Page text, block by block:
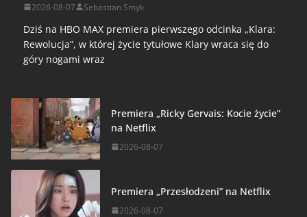
2026-08-07 Sebastian Smyk
Dziś na HBO MAX premiera pierwszego odcinka „Klara:
Rewolucja”, w której życie tytułowe Klary wraca się do
góry nogami wraz
Premiera „Ricky Gervais: Kocie życie”
na Netflix
2026-08-07
Premiera „Przesłodzeni” na Netflix
2026-08-07